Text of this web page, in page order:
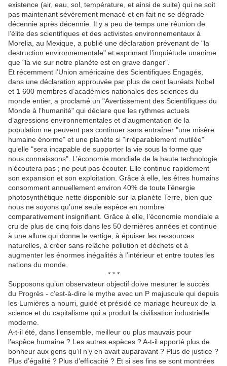
existence (air, eau, sol, température, et ainsi de suite) qui ne soit
pas maintenant sévèrement menacé et en fait ne se dégrade
décennie après décennie. Il y a peu de temps une réunion de
l’élite des scientifiques et des activistes environnementaux à
Morelia, au Mexique, a publié une déclaration prévenant de "la
destruction environnementale" et exprimant l’inquiétude unanime
que "la vie sur notre planète est en grave danger".
Et récemment l’Union américaine des Scientifiques Engagés,
dans une déclaration approuvée par plus de cent lauréats Nobel
et 1 600 membres d’académies nationales des sciences du
monde entier, a proclamé un "Avertissement des Scientifiques du
Monde à l’humanité" qui déclare que les rythmes actuels
d’agressions environnementales et d’augmentation de la
population ne peuvent pas continuer sans entraîner "une misère
humaine énorme" et une planète si "irréparablement mutilée"
qu’elle "sera incapable de supporter la vie sous la forme que
nous connaissons". L’économie mondiale de la haute technologie
n’écoutera pas ; ne peut pas écouter. Elle continue rapidement
son expansion et son exploitation. Grâce à elle, les êtres humains
consomment annuellement environ 40% de toute l’énergie
photosynthétique nette disponible sur la planète Terre, bien que
nous ne soyons qu’une seule espèce en nombre
comparativement insignifiant. Grâce à elle, l’économie mondiale a
cru de plus de cinq fois dans les 50 dernières années et continue
à une allure qui donne le vertige, à épuiser les ressources
naturelles, à créer sans relâche pollution et déchets et à
augmenter les énormes inégalités à l’intérieur et entre toutes les
nations du monde.
* * *
Supposons qu’un observateur objectif doive mesurer le succès
du Progrès - c’est-à-dire le mythe avec un P majuscule qui depuis
les Lumières a nourri, guidé et présidé ce mariage heureux de la
science et du capitalisme qui a produit la civilisation industrielle
moderne.
A-t-il été, dans l’ensemble, meilleur ou plus mauvais pour
l’espèce humaine ? Les autres espèces ? A-t-il apporté plus de
bonheur aux gens qu’il n’y en avait auparavant ? Plus de justice ?
Plus d’égalité ? Plus d’efficacité ? Et si ses fins se sont montrées